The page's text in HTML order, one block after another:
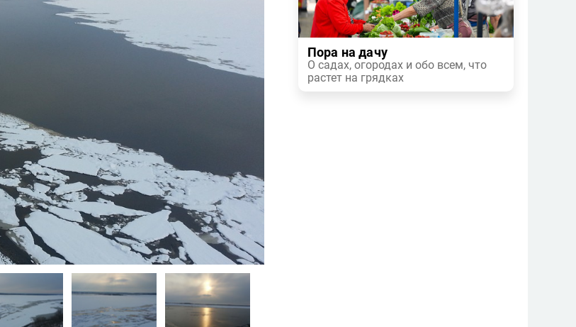
Пора на дачу
О садах, огородах и обо всем, что
растет на грядках